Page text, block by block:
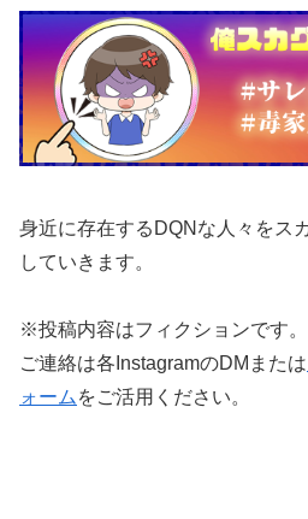
身近に存在するDQNな人々をス
していきます。
※投稿内容はフィクションです。
ご連絡は各InstagramのDMまたは
ォーム をご活用ください。